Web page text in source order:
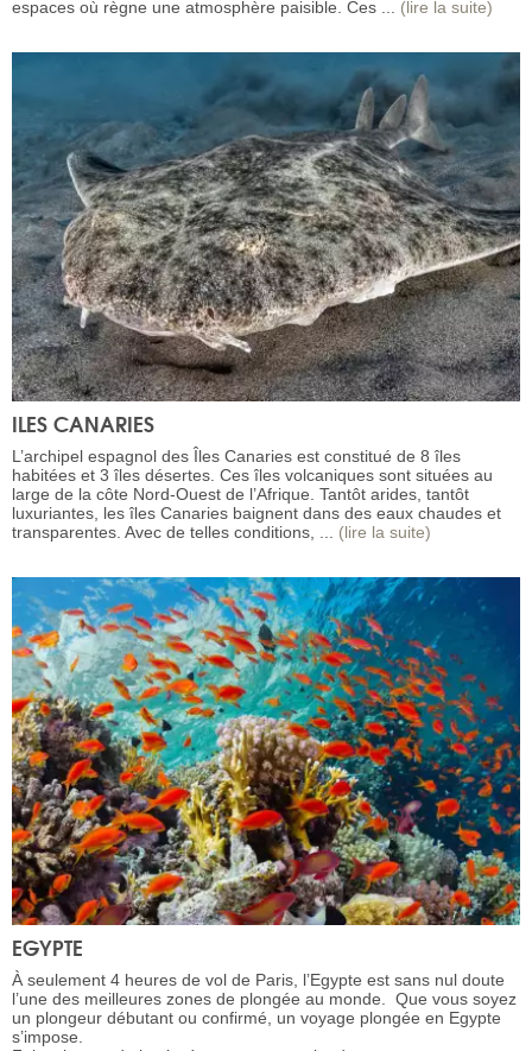
espaces où règne une atmosphère paisible. Ces ... (lire la suite)
ILES CANARIES
L’archipel espagnol des Îles Canaries est constitué de 8 îles
habitées et 3 îles désertes. Ces îles volcaniques sont situées au
large de la côte Nord-Ouest de l’Afrique. Tantôt arides, tantôt
luxuriantes, les îles Canaries baignent dans des eaux chaudes et
transparentes. Avec de telles conditions, ... (lire la suite)
EGYPTE
À seulement 4 heures de vol de Paris, l’Egypte est sans nul doute
l’une des meilleures zones de plongée au monde. Que vous soyez
un plongeur débutant ou confirmé, un voyage plongée en Egypte
s’impose.